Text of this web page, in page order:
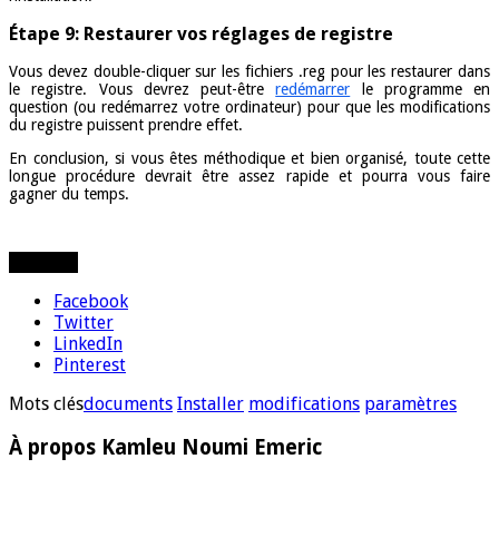
Étape 9: Restaurer vos réglages de registre
Vous devez double-cliquer sur les fichiers .reg pour les restaurer dans
le registre. Vous devrez peut-êtreredémarrer le programme en
question (ou redémarrez votre ordinateur) pour que les modifications
du registre puissent prendre effet.
En conclusion, si vous êtes méthodique et bien organisé, toute cette
longue procédure devrait être assez rapide et pourra vous faire
gagner du temps.
Facebook
Twitter
LinkedIn
Pinterest
Mots clésdocuments Installer modifications paramètres
À propos Kamleu Noumi Emeric